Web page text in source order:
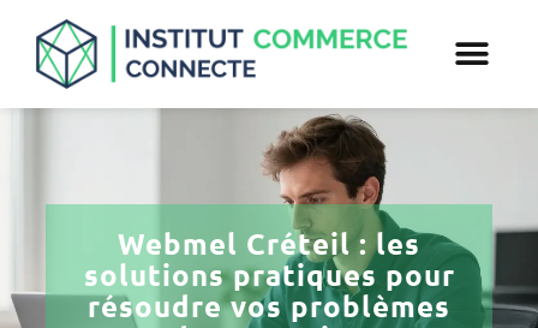
Webmel Créteil : les
solutions pratiques pour
résoudre vos problèmes